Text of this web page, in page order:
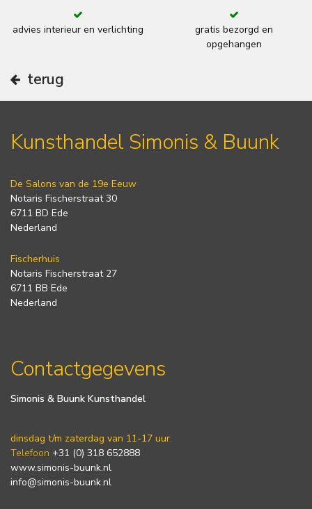
advies interieur en verlichting
gratis bezorgd en
opgehangen
terug
Kunsthandel Simonis & Buunk
De Salons van de 19e Eeuw
Notaris Fischerstraat 30
6711 BD Ede
Nederland
Fischerhuis
Notaris Fischerstraat 27
6711 BB Ede
Nederland
Contactgegevens
Simonis & Buunk Kunsthandel
dinsdag t/m zaterdag van 11-17 uur.
Telefoon +31 (0) 318 652888
www.simonis-buunk.nl
info@simonis-buunk.nl